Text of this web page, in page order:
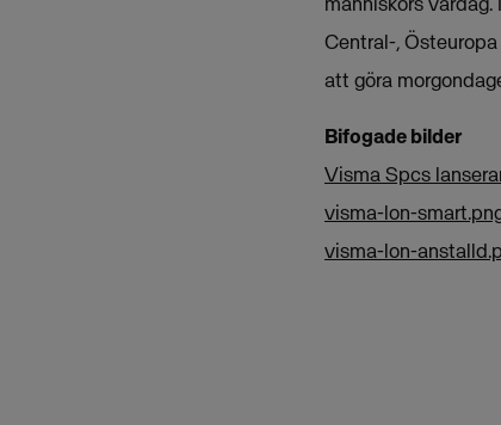
Central-,
att göra
Bifogade bilder
Visma Spcs
visma-lon-
visma-lon-